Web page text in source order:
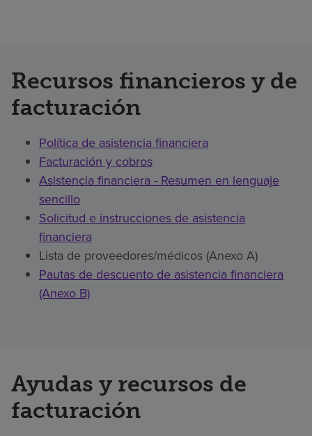
Recursos financieros y de
facturación
Política de asistencia financiera
Facturación y cobros
Asistencia financiera - Resumen en lenguaje
sencillo
Solicitud e instrucciones de asistencia
financiera
Lista de proveedores/médicos (Anexo A)
Pautas de descuento de asistencia financiera
(Anexo B)
Ayudas y recursos de
facturación